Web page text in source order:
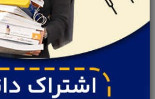
دیگران، باید چجوری باشه؟ چه وجهه
داشته باشید، تا به اهدافتون
اگه تصویر ذهنی ای که ازخودتون
اندازه کافی خوب و قوی نباشه، به